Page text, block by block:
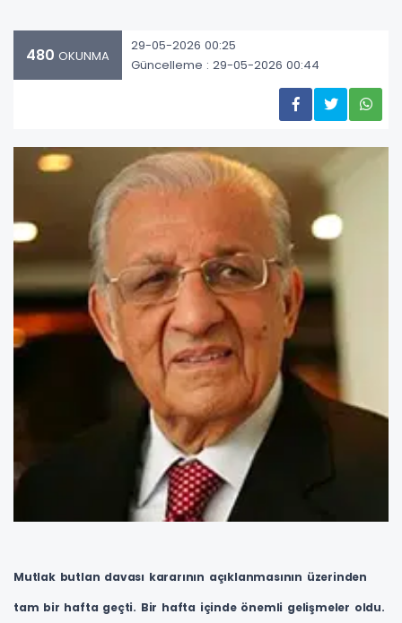
480 OKUNMA
29-05-2026 00:25
Güncelleme : 29-05-2026 00:44
Mutlak butlan davası kararının açıklanmasının üzerinden
tam bir hafta geçti. Bir hafta içinde önemli gelişmeler oldu.